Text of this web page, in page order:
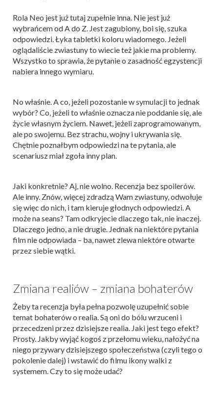
Rola Neo jest już tutaj zupełnie inna. Nie jest już
wybrańcem od A do Z. Jest zagubiony, boi się, szuka
odpowiedzi. Łyka tabletki koloru wiadomego. Jeżeli
oglądaliście zwiastuny to wiecie też jakie ma problemy.
Wszystko to sprawia, że pytanie o zasadność egzystencji
nabiera innego wymiaru.
No właśnie. A co, jeżeli pozostanie w symulacji to jednak
wybór? Co, jeżeli to właśnie oznacza nie poddanie się, ale
życie własnym życiem. Nawet, jeżeli zaprogramowanym,
ale po swojemu. Bez strachu, wojny i ukrywania się.
Chętnie poznałbym odpowiedzi na te pytania, ale
scenariusz miał zgoła inny plan.
Jaki konkretnie? Aj, nie wolno. Recenzja bez spoilerów.
Ale inny. Znów, więcej zdradzą Wam zwiastuny, odwołuje
się więc do nich, i tam kieruje głodnych odpowiedzi. A
może na seans? Tam odkryjecie dlaczego tak, nie inaczej.
Dlaczego jedno, a nie drugie. Jednak na niektóre pytania
film nie odpowiada – ba, nawet zlewa niektóre otwarte
przez siebie wątki.
Zmiana realiów – zmiana bohaterów
Żeby ta recenzja była pełna pozwolę uzupełnić sobie
temat bohaterów o realia. Są oni do bólu wrzuceni i
przecedzeni przez dzisiejsze realia. Jaki jest tego efekt?
Prosty. Jakby wyjąć kogoś z przełomu wieku, nałożyć na
niego przywary dzisiejszego społeczeństwa (czyli tego o
pokolenie dalej) i wstawić do filmu ikony walki z
systemem. Czy to się może udać?